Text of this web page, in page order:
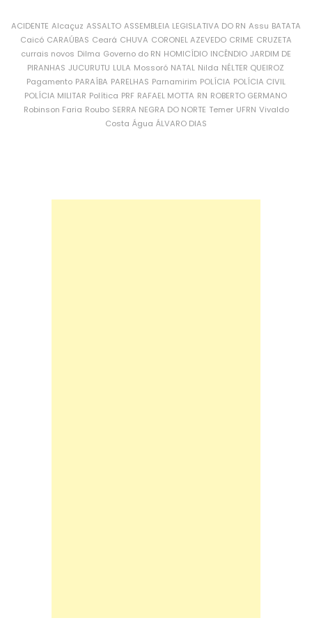
ACIDENTE Alcaçuz ASSALTO ASSEMBLEIA LEGISLATIVA DO RN Assu BATATA
Caicó CARAÚBAS Ceará CHUVA CORONEL AZEVEDO CRIME CRUZETA
currais novos Dilma Governo do RN HOMICÍDIO INCÊNDIO JARDIM DE
PIRANHAS JUCURUTU LULA Mossoró NATAL Nilda NÉLTER QUEIROZ
Pagamento PARAÍBA PARELHAS Parnamirim POLÍCIA POLÍCIA CIVIL
POLÍCIA MILITAR Política PRF RAFAEL MOTTA RN ROBERTO GERMANO
Robinson Faria Roubo SERRA NEGRA DO NORTE Temer UFRN Vivaldo
Costa Água ÁLVARO DIAS